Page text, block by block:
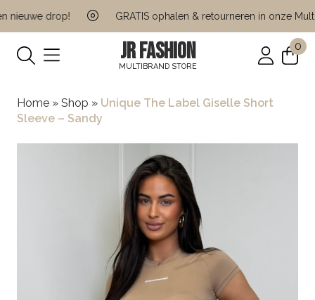
drop! GRATIS ophalen & retourneren in onze Multi
JR FASHION
MULTIBRAND STORE
0
Home » Shop » Unique The Label Giselle Short
Sleeve – Sandy